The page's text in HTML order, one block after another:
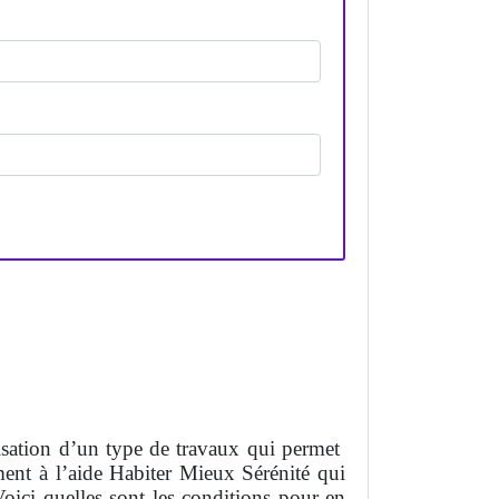
d’un type de travaux qui permet
à l’aide Habiter Mieux Sérénité qui